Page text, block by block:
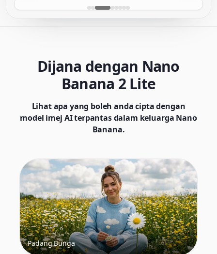
Dijana dengan Nano
Banana 2 Lite
Lihat apa yang boleh anda cipta dengan
model imej AI terpantas dalam keluarga Nano
Banana.
Padang Bunga